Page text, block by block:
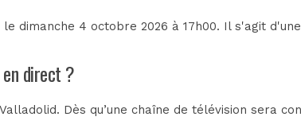
dimanche 4 octobre 2026 à 17h00. Il s'agit
direct ?
Dès qu’une chaîne de télévision sera